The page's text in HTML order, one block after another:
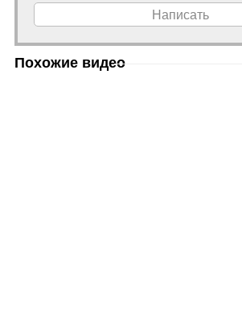
Написать
Похожие видео